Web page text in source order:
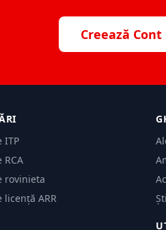
Creează
ITP
RCA
rovinieta
licență ARR